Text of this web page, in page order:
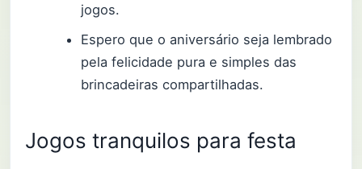
jogos.
Espero que o aniversário seja lembrado
pela felicidade pura e simples das
brincadeiras compartilhadas.
Jogos tranquilos para festa